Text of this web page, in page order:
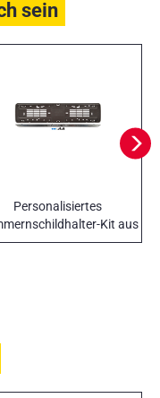
sein
Personalisiertes
Kit aus
Polypropylen, hinten